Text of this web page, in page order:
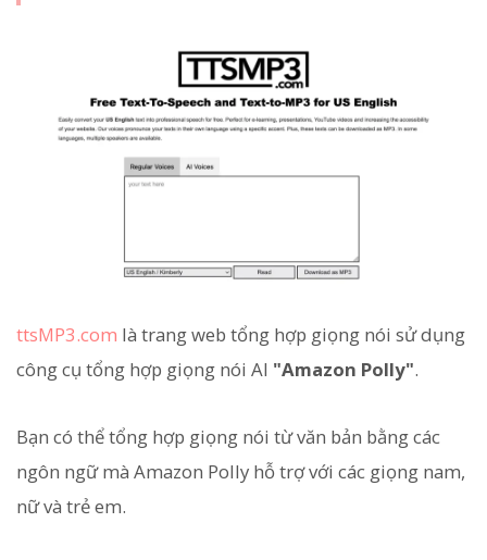
ttsMP3.com là trang web tổng hợp giọng nói sử dụng
công cụ tổng hợp giọng nói AI "Amazon Polly".
Bạn có thể tổng hợp giọng nói từ văn bản bằng các
ngôn ngữ mà Amazon Polly hỗ trợ với các giọng nam,
nữ và trẻ em.